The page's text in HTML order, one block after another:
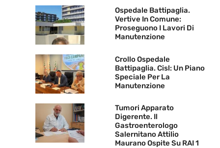
Ospedale Battipaglia.
Vertive In Comune:
Proseguono I Lavori Di
Manutenzione
Crollo Ospedale
Battipaglia. Cisl: Un Piano
Speciale Per La
Manutenzione
Tumori Apparato
Digerente. Il
Gastroenterologo
Salernitano Attilio
Maurano Ospite Su RAI 1